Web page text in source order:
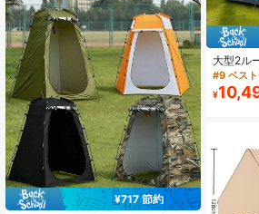
¥717 節約
大型2ル
水キャン
トドア
グ、軽
#9 ベス
¥